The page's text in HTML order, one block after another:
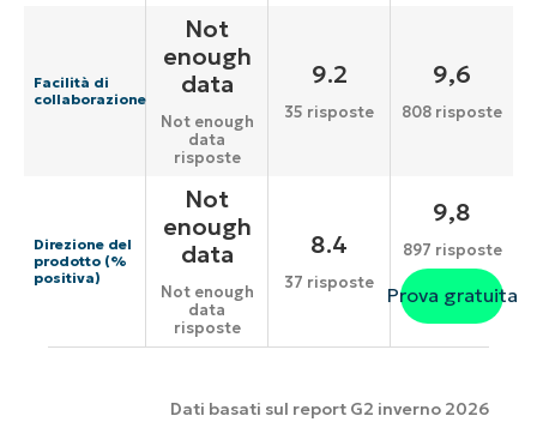
Facilità di
collaborazione
Not
enough
data
Not enough
data
risposte
9.2
35 risposte
9,6
808 risposte
Direzione del
prodotto (%
positiva)
Not
enough
data
Not enough
data
risposte
8.4
37 risposte
9,8
897 risposte
Prova gratuita
Dati basati sul report G2 inverno 2026